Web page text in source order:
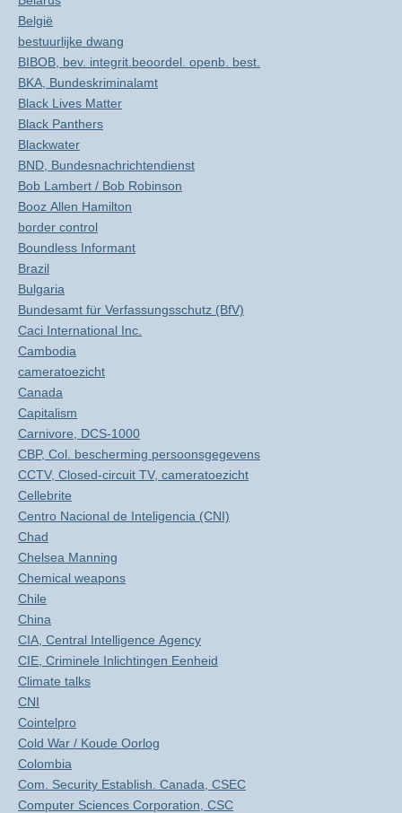
België
bestuurlijke dwang
BIBOB, bev. integrit.beoordel. openb. best.
BKA, Bundeskriminalamt
Black Lives Matter
Black Panthers
Blackwater
BND, Bundesnachrichtendienst
Bob Lambert / Bob Robinson
Booz Allen Hamilton
border control
Boundless Informant
Brazil
Bulgaria
Bundesamt für Verfassungsschutz (BfV)
Caci International Inc.
Cambodia
cameratoezicht
Canada
Capitalism
Carnivore, DCS-1000
CBP, Col. bescherming persoonsgegevens
CCTV, Closed-circuit TV, cameratoezicht
Cellebrite
Centro Nacional de Inteligencia (CNI)
Chad
Chelsea Manning
Chemical weapons
Chile
China
CIA, Central Intelligence Agency
CIE, Criminele Inlichtingen Eenheid
Climate talks
CNI
Cointelpro
Cold War / Koude Oorlog
Colombia
Com. Security Establish. Canada, CSEC
Computer Sciences Corporation, CSC